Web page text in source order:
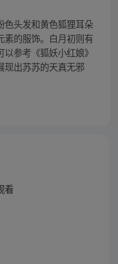
色头发和黄色狐狸耳朵
素的服饰。白月初则有
参考《狐妖小红娘》
现出苏苏的天真无邪
看